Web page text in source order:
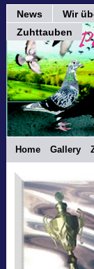
News Wir
Zuhttauben
Home Gallery